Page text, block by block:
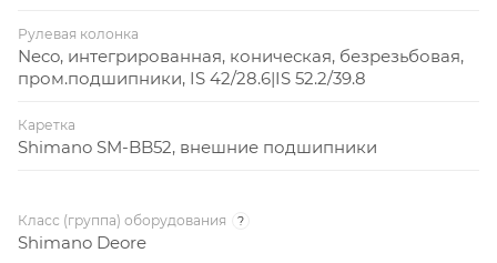
Рулевая колонка
Neco, интегрированная, коническая, безрезьбовая,
пром.подшипники, IS 42/28.6|IS 52.2/39.8
Каретка
Shimano SM-BB52, внешние подшипники
Класс (группа) оборудования ?
Shimano Deore